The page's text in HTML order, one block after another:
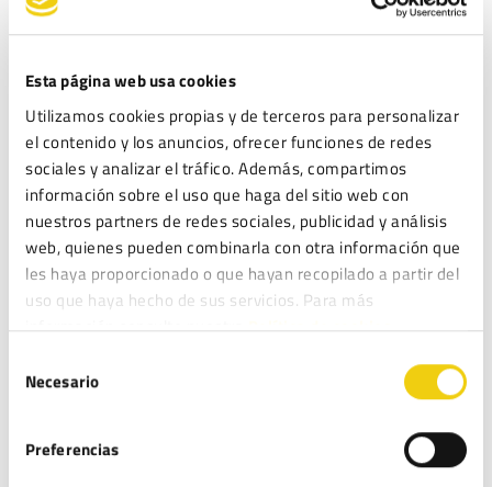
Esta página web usa cookies
Utilizamos cookies propias y de terceros para personalizar
el contenido y los anuncios, ofrecer funciones de redes
sociales y analizar el tráfico. Además, compartimos
información sobre el uso que haga del sitio web con
nuestros partners de redes sociales, publicidad y análisis
web, quienes pueden combinarla con otra información que
les haya proporcionado o que hayan recopilado a partir del
uso que haya hecho de sus servicios. Para más
información consulte nuestraPolítica de cookies.
Necesario
Preferencias
Nombre*
Correo electrónico*
Web
Guarda mi nombre, correo electrónico y web en este
LEGITEC moderará sus comentarios y podrá o no dar respuesta a los mismos.